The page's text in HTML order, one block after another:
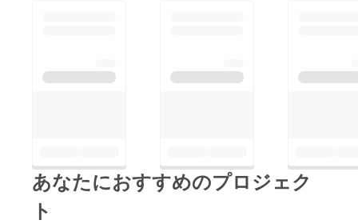
あなたにおすすめのプロジェク
ト